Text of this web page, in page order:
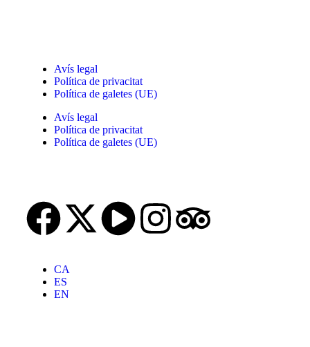
Avís legal
Política de privacitat
Política de galetes (UE)
Avís legal
Política de privacitat
Política de galetes (UE)
CA
ES
EN